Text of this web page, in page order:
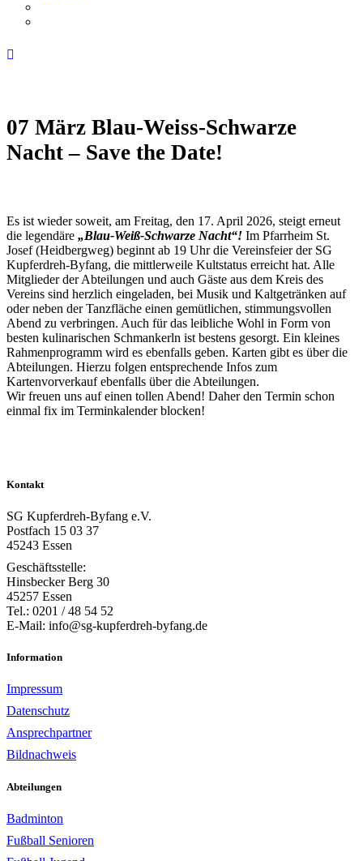
07 März Blau-Weiss-Schwarze
Nacht – Save the Date!
Es ist wieder soweit, am Freitag, den 17. April 2026, steigt erneut
die legendäre „Blau-Weiß-Schwarze Nacht“! Im Pfarrheim St.
Josef (Heidbergweg) beginnt ab 19 Uhr die Vereinsfeier der SG
Kupferdreh-Byfang, die mittlerweile Kultstatus erreicht hat. Alle
Mitglieder der Abteilungen und auch Gäste aus dem Kreis des
Vereins sind herzlich eingeladen, bei Musik und Kaltgetränken auf
oder neben der Tanzfläche einen gemütlichen, stimmungsvollen
Abend zu verbringen. Auch für das leibliche Wohl in Form von
besten kulinarischen Schmankerln ist bestens gesorgt. Ein kleines
Rahmenprogramm wird es ebenfalls geben. Karten gibt es über die
Abteilungen. Hierzu folgen entsprechende Infos zum
Kartenvorverkauf ebenfalls über die Abteilungen.
Wir freuen uns auf einen tollen Abend! Daher den Termin schon
einmal fix im Terminkalender blocken!
Kontakt
SG Kupferdreh-Byfang e.V.
Postfach 15 03 37
45243 Essen
Geschäftsstelle:
Hinsbecker Berg 30
45257 Essen
Tel.: 0201 / 48 54 52
E-Mail: info@sg-kupferdreh-byfang.de
Information
Impressum
Datenschutz
Ansprechpartner
Bildnachweis
Abteilungen
Badminton
Fußball Senioren